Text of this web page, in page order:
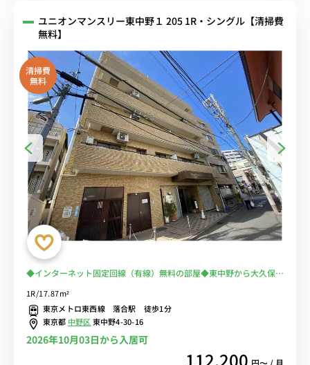
ユニオンマンスリー東中野１ 205 1R・シングル【清掃費
無料】
清掃費
無料
◆インターネット固定回線（有線）無料の部屋◆東中野から大久保駅
ラクラク♪
1R/17.87m²
東京メトロ東西線 落合駅 徒歩1分
東京都 中野区東中野4-30-16
2026年10月03日から入居可
112,200 円〜 / 月